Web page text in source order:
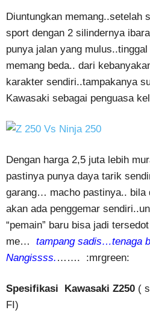
Diuntungkan memang..setelah
sport dengan 2 silindernya
punya jalan yang
memang beda.. dari
karakter sendiri..tampakanya
Kawasaki sebagai penguasa
Dengan harga 2,5 juta lebih
pastinya punya daya tarik
garang… macho pastinya.. bila
akan ada penggemar
“pemain” baru bisa jadi
me… tampang sadis…tenaga
Nangissss. ……. :mrgreen:
Spesifikasi Kawasaki Z250 (
FI)